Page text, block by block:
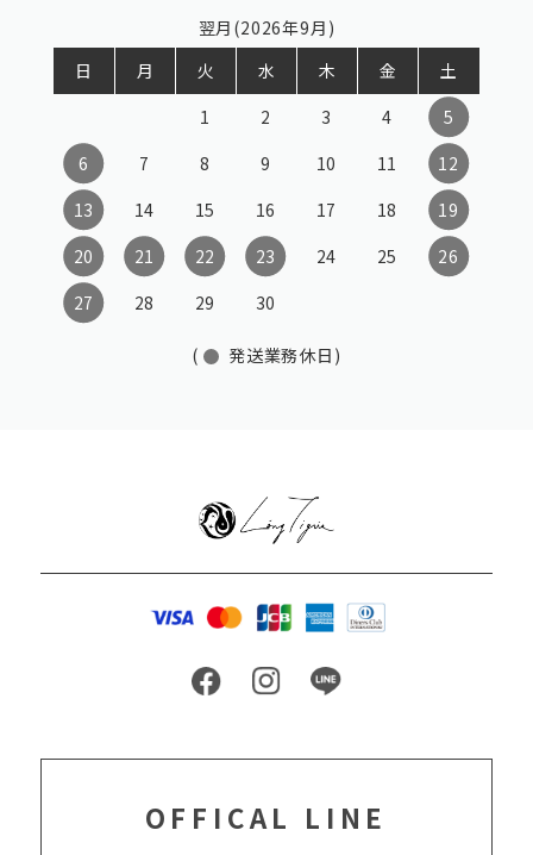
翌月(2026年9月)
日
月 火 水 木 金
土
1
2 3 4
5
6
7 8 9 10 11
12
13
14 15 16 17 18
19
20
21 22 23 24 25
26
27
28 29 30
( 発送業務休日)
OFFICAL LINE